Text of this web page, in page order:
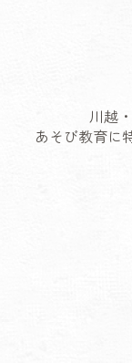
川越
あそび教育に